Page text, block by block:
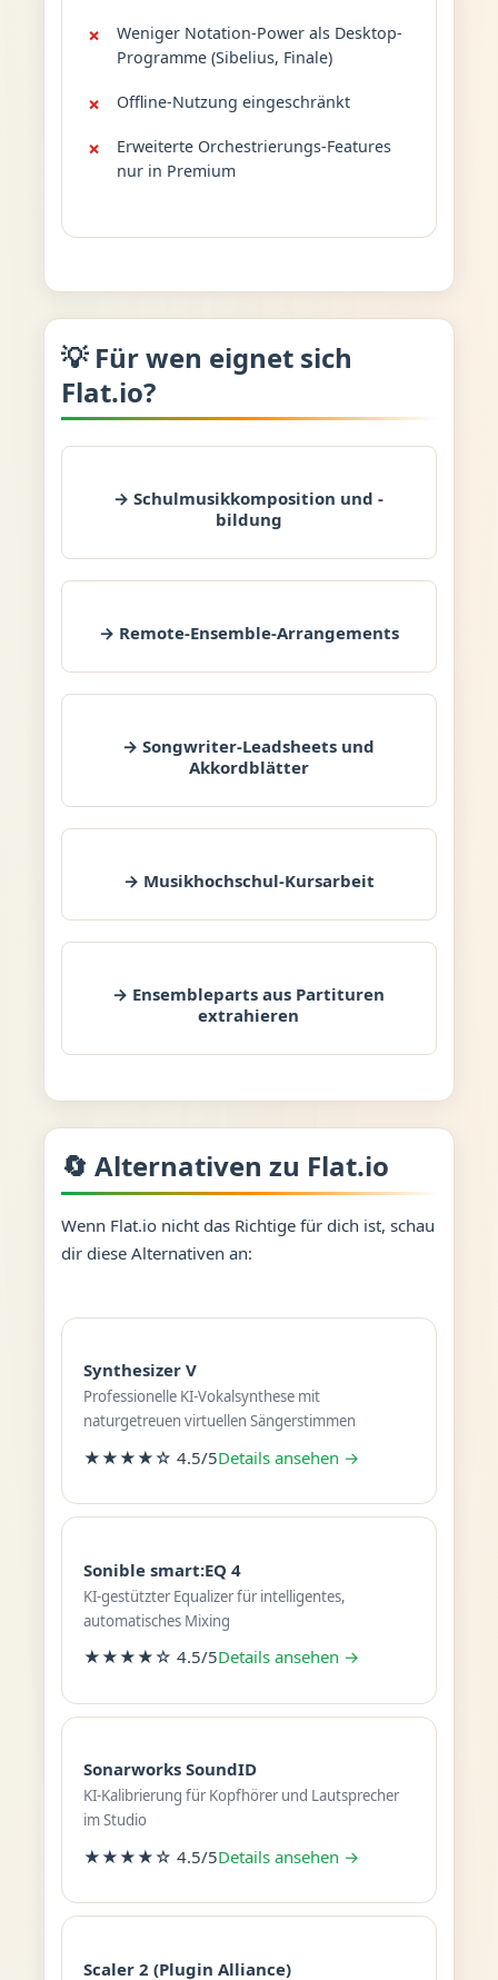
Weniger Notation-Power als Desktop-
Programme (Sibelius, Finale)
Offline-Nutzung eingeschränkt
Erweiterte Orchestrierungs-Features
nur in Premium
💡 Für wen eignet sich
Flat.io?
→ Schulmusikkomposition und -
bildung
→ Remote-Ensemble-Arrangements
→ Songwriter-Leadsheets und
Akkordblätter
→ Musikhochschul-Kursarbeit
→ Ensembleparts aus Partituren
extrahieren
🔄 Alternativen zu Flat.io
Wenn Flat.io nicht das Richtige für dich ist, schau
dir diese Alternativen an:
Synthesizer V
Professionelle KI-Vokalsynthese mit
naturgetreuen virtuellen Sängerstimmen
★★★★☆ 4.5/5Details ansehen →
Sonible smart:EQ 4
KI-gestützter Equalizer für intelligentes,
automatisches Mixing
★★★★☆ 4.5/5Details ansehen →
Sonarworks SoundID
KI-Kalibrierung für Kopfhörer und Lautsprecher
im Studio
★★★★☆ 4.5/5Details ansehen →
Scaler 2 (Plugin Alliance)